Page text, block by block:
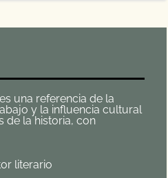
una referencia de la
y la influencia cultural
de la historia, con
literario